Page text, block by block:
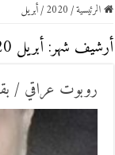
الرئيسية/
2020
/أبريل
أرشيف شهر:أبريل 2020
روبوت عراقي /